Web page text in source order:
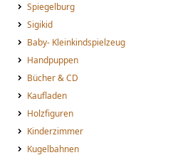
Spiegelburg
Sigikid
Baby- Kleinkindspielzeug
Handpuppen
Bücher & CD
Kaufladen
Holzfiguren
Kinderzimmer
Kugelbahnen